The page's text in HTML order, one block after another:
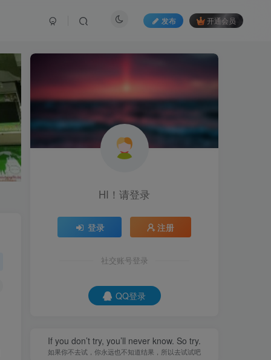
发布 开通会员
HI！请登录
登录 注册
社交账号登录
QQ登录
If you don’t try, you’ll never know. So try.
如果你不去试，你永远也不知道结果，所以去试试吧